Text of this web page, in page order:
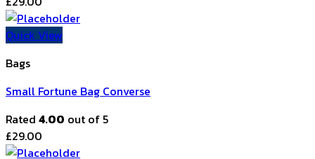
Quick View
Bags
Small Fortune Bag Converse
Rated 4.00 out of 5
£29.00